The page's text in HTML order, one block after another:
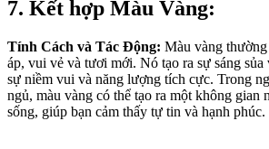
7. Kết hợp Màu Vàng:
Tính Cách và Tác Động: Màu vàng
áp, vui vẻ và tươi mới. Nó tạo ra sự sáng
sự niềm vui và năng lượng tích cực. Trong
ngủ, màu vàng có thể tạo ra một không gian
sống, giúp bạn cảm thấy tự tin và hạnh phúc.